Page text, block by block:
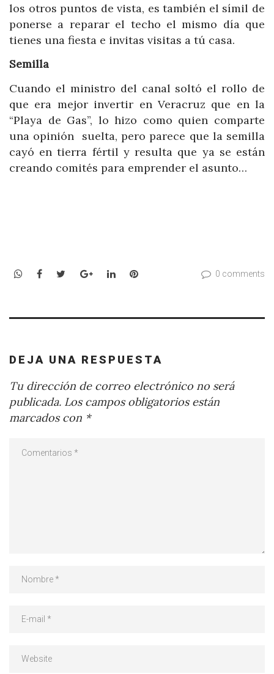
los otros puntos de vista, es también el símil de
ponerse a reparar el techo el mismo día que
tienes una fiesta e invitas visitas a tú casa.
Semilla
Cuando el ministro del canal soltó el rollo de
que era mejor invertir en Veracruz que en la
“Playa de Gas”, lo hizo como quien comparte
una opinión suelta, pero parece que la semilla
cayó en tierra fértil y resulta que ya se están
creando comités para emprender el asunto…
WhatsApp
Facebook
TwitterGoogle+LinkedInPinterest 0 comments
DEJA UNA RESPUESTA
Tu dirección de correo electrónico no será
publicada. Los campos obligatorios están
marcados con *